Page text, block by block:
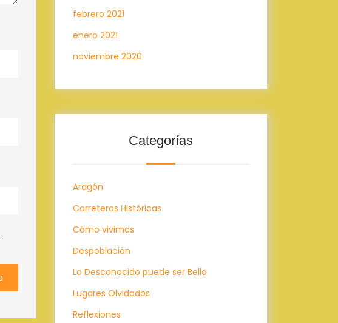
febrero 2021
enero 2021
noviembre 2020
Categorías
Aragón
Carreteras Históricas
Cómo vivimos
Despoblación
Lo Desconocido puede ser Bello
Lugares Olvidados
Reflexiones